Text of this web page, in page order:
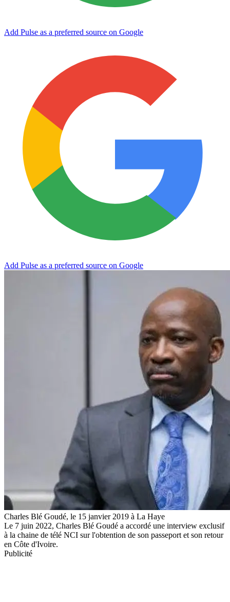
Add Pulse as a preferred source on Google
Add Pulse as a preferred source on Google
Charles Blé Goudé, le 15 janvier 2019 à La Haye
Le 7 juin 2022, Charles Blé Goudé a accordé une interview exclusif
à la chaine de télé NCI sur l'obtention de son passeport et son retour
en Côte d'Ivoire.
Publicité